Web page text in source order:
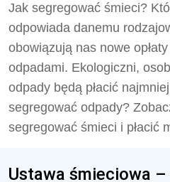
Jak segregować śmieci?
odpowiada danemu
obowiązują nas nowe
odpadami. Ekologiczni,
odpady będą płacić
segregować odpady?
segregować śmieci i płacić
Ustawa śmieciowa